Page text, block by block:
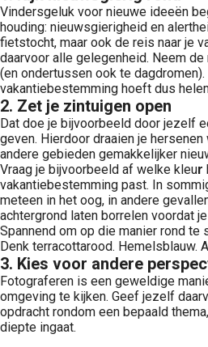
Vindersgeluk voor nieuwe ideeën
houding: nieuwsgierigheid en
fietstocht, maar ook de reis naar je
daarvoor alle gelegenheid. Neem
(en ondertussen ook te
vakantiebestemming hoeft dus
2. Zet je zintuigen open
Dat doe je bijvoorbeeld door jezelf
geven. Hierdoor draaien je
andere gebieden gemakkelijker
Vraag je bijvoorbeeld af welke kleur
vakantiebestemming past. In
meteen in het oog, in andere
achtergrond laten borrelen voordat
Spannend om op die manier rond te
Denk terracottarood. Hemelsblauw.
3. Kies voor andere
Fotograferen is een geweldige
omgeving te kijken. Geef jezelf
opdracht rondom een bepaald
diepte ingaat.